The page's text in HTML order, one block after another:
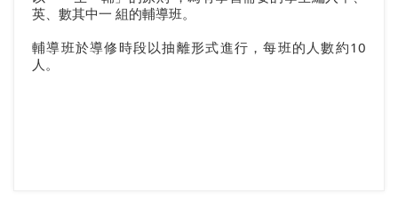
英、數其中一 組的輔導班。
輔導班於導修時段以抽離形式進行，每班的人數約10
人。